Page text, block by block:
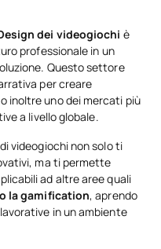
dei videogiochi è
professionale in un
Questo settore
per creare
inoltre uno dei mercati più
a livello globale.
videogiochi non solo ti
ma ti permette
ad altre aree quali
la gamification, aprendo
in un ambiente